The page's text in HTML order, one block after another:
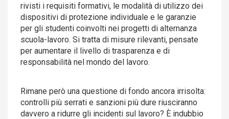
rivisti i requisiti formativi, le modalità di utilizzo dei
dispositivi di protezione individuale e le garanzie
per gli studenti coinvolti nei progetti di alternanza
scuola-lavoro. Si tratta di misure rilevanti, pensate
per aumentare il livello di trasparenza e di
responsabilità nel mondo del lavoro.
Rimane però una questione di fondo ancora irrisolta:
controlli più serrati e sanzioni più dure riusciranno
davvero a ridurre gli incidenti sul lavoro? È indubbio